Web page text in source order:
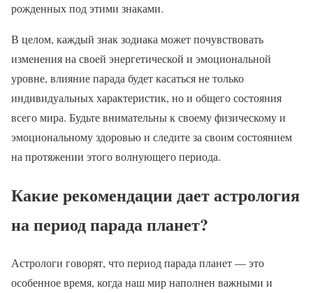
рожденных под этими знаками.
В целом, каждый знак зодиака может почувствовать
изменения на своей энергетической и эмоциональной
уровне, влияние парада будет касаться не только
индивидуальных характеристик, но и общего состояния
всего мира. Будьте внимательны к своему физическому и
эмоциональному здоровью и следите за своим состоянием
на протяжении этого волнующего периода.
Какие рекомендации дает астрология
на период парада планет?
Астрологи говорят, что период парада планет — это
особенное время, когда наш мир наполнен важными и